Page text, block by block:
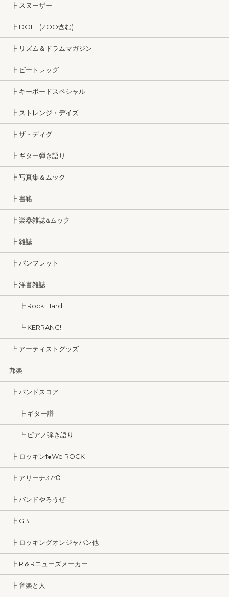
┣ スヌーザー
┣ DOLL (ZOO含む)
┣ リズム＆ドラムマガジン
┣ ビートレッグ
┣ キーボードスペシャル
┣ ストレンジ・デイズ
┣ ザ・ディグ
┣ ギター弾き語り
┣ 写真集＆ムック
┣ 書籍
┣ 楽器雑誌&ムック
┣ 雑誌
┣ パンフレット
┣ 洋書雑誌
┣ Rock Hard
┗ KERRANG!
┗ アーティストグッズ
邦楽
┣ バンドスコア
┣ ギター譜
┗ ピアノ弾き語り
┣ ロッキンf●We ROCK
┣ アリーナ37℃
┣ バンドやろうぜ
┣ GB
┣ ロッキングオンジャパン他
┣ R＆Rニューズメーカー
┣ 音楽と人